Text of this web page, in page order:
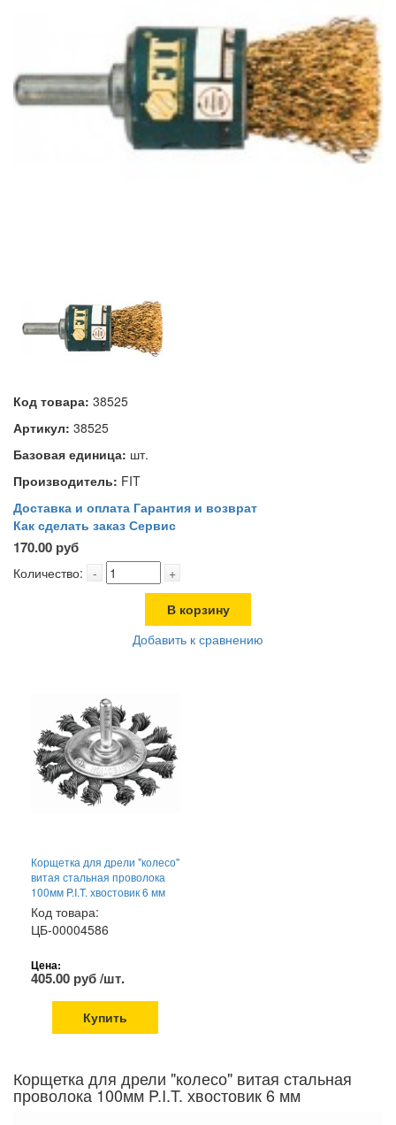
Код товара: 38525
Артикул: 38525
Базовая единица: шт.
Производитель: FIT
Доставка и оплата Гарантия и возврат
Как сделать заказ Сервис
170.00 руб
Количество: - +
В корзину
Добавить к сравнению
Корщетка для дрели "колесо"
витая стальная проволока
100мм P.I.T. хвостовик 6 мм
Код товара:
ЦБ-00004586
Цена:
405.00 руб /шт.
Купить
Корщетка для дрели "колесо" витая стальная
проволока 100мм P.I.T. хвостовик 6 мм